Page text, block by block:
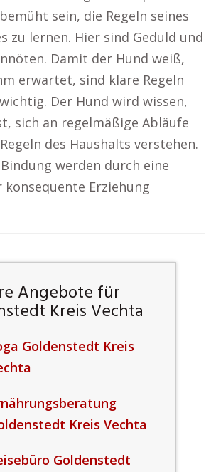
sein, die Regeln seines
zu lernen. Hier sind Geduld und
Damit der Hund weiß,
erwartet, sind klare Regeln
Der Hund wird wissen,
sich an regelmäßige Abläufe
des Haushalts verstehen.
werden durch eine
konsequente Erziehung
Angebote für
Kreis Vechta
Goldenstedt Kreis
Kreis Vechta
Goldenstedt